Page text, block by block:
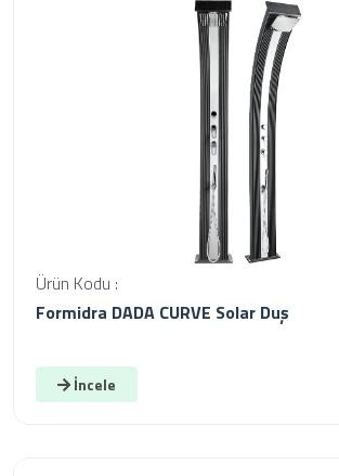
Ürün Kodu :
Formidra DADA CURVE Solar Duş
İncele